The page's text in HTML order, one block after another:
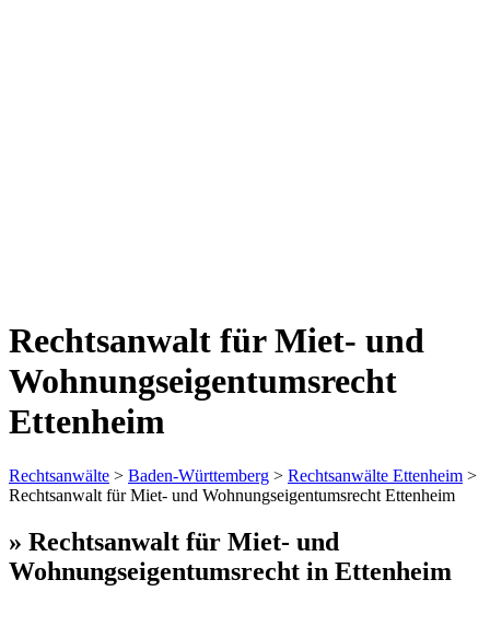
Rechtsanwalt für Miet- und
Wohnungseigentumsrecht
Ettenheim
Rechtsanwälte > Baden-Württemberg > Rechtsanwälte Ettenheim >
Rechtsanwalt für Miet- und Wohnungseigentumsrecht Ettenheim
» Rechtsanwalt für Miet- und
Wohnungseigentumsrecht in Ettenheim